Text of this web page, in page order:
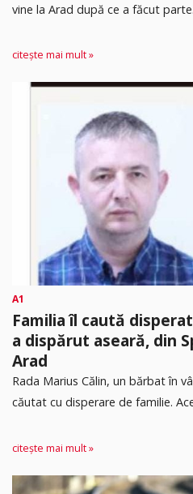
vine la Arad după ce a făcut
citește mai mult »
A1
Familia îl caută
a dispărut aseară, din
Arad
Rada Marius Călin, un bărbat în
căutat cu disperare de familie.
citește mai mult »